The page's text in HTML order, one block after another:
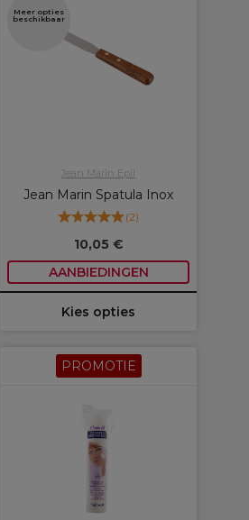
Meer opties
beschikbaar
Jean Marin Epil
Jean Marin Spatula Inox
(2)
10,05 €
AANBIEDINGEN
Kies opties
PROMOTIE